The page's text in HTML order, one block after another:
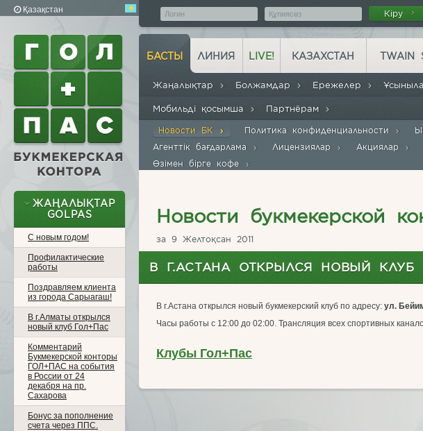
Қазақстан Кіру
ЖАҢАЛЫҚТАР
GOLPAS
С новым годом!
Профилактические
работы
Поздравляем клиента
из города Сарыагаш!
В г.Алматы открылся
новый клуб Гол+Пас
Комментарий
Букмекерской конторы
ГОЛ+ПАС на события
в России от 24
декабря на пр.
Сахарова
Бонус за пополнение
счета через ППС.
БАСТЫ
Жаңалықтар Болжамдар Ережелер
Новости БК Политика конфиденциальности
Агенттік бағдарлама
Лицензиялар Акциялар
Өзімен бірге кофе
Мобильді қосымша Партнёрам
ЛИНИЯ LIVE! КАЗАХСТАН TWAIN
Новости букмекерской
за 9 Желтоқсан 2011
В Г.АСТАНА ОТКРЫЛСЯ НОВЫЙ КЛУБ
В г.Астана открылся новый букмекерский клуб по адресу: ул.
Часы работы с 12:00 до 02:00. Трансляция всех спортивных
Клубы Гол+Пас